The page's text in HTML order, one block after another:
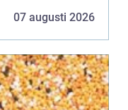
07 augusti 2026